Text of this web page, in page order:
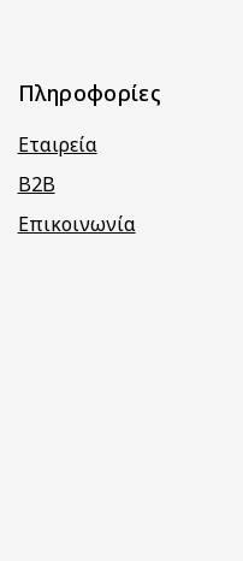
Πληροφορίες
Εταιρεία
B2B
Επικοινωνία